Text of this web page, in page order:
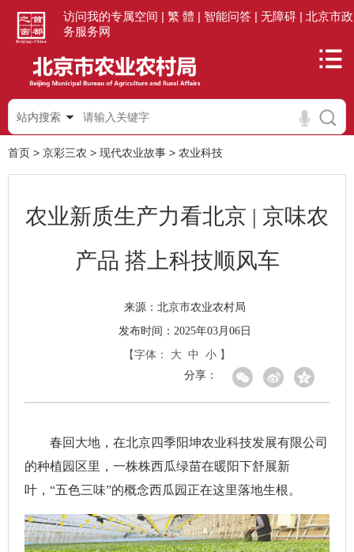
访问我的专属空间 | 繁 體 | 智能问答 | 无障碍 | 北京市政
务服务网
站内搜索
首页 > 京彩三农 > 现代农业故事 > 农业科技
农业新质生产力看北京 | 京味农
产品 搭上科技顺风车
来源： 北京市农业农村局
发布时间：2025年03月06日
【字体：
大 中 小 】
分享：
春回大地，在北京四季阳坤农业科技发展有限公司
的种植园区里，一株株西瓜绿苗在暖阳下舒展新
叶，“五色三味”的概念西瓜园正在这里落地生根。